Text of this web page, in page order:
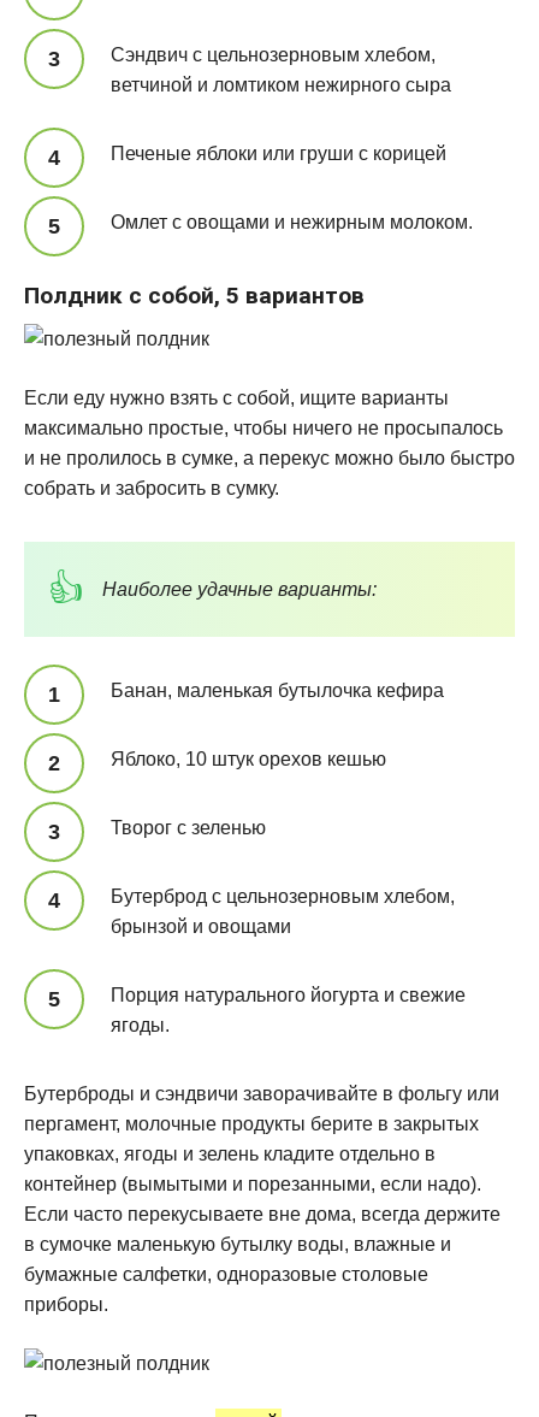
Сэндвич с цельнозерновым хлебом,
ветчиной и ломтиком нежирного сыра
Печеные яблоки или груши с корицей
Омлет с овощами и нежирным молоком.
Полдник с собой, 5 вариантов
Если еду нужно взять с собой, ищите варианты
максимально простые, чтобы ничего не просыпалось
и не пролилось в сумке, а перекус можно было быстро
собрать и забросить в сумку.
Наиболее удачные варианты:
Банан, маленькая бутылочка кефира
Яблоко, 10 штук орехов кешью
Творог с зеленью
Бутерброд с цельнозерновым хлебом,
брынзой и овощами
Порция натурального йогурта и свежие
ягоды.
Бутерброды и сэндвичи заворачивайте в фольгу или
пергамент, молочные продукты берите в закрытых
упаковках, ягоды и зелень кладите отдельно в
контейнер (вымытыми и порезанными, если надо).
Если часто перекусываете вне дома, всегда держите
в сумочке маленькую бутылку воды, влажные и
бумажные салфетки, одноразовые столовые
приборы.